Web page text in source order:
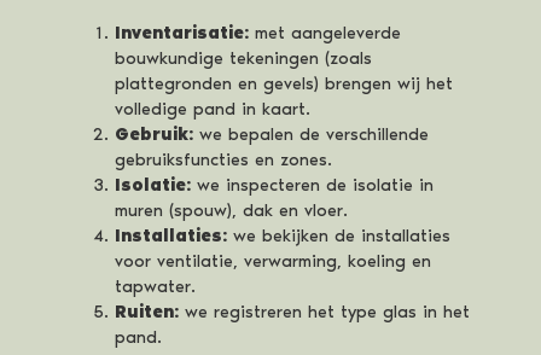
Inventarisatie:met aangeleverde
bouwkundige tekeningen (zoals
plattegronden en gevels) brengen wij het
volledige pand in kaart.
Gebruik:we bepalen de verschillende
gebruiksfuncties en zones.
Isolatie:we inspecteren de isolatie in
muren (spouw), dak en vloer.
Installaties:we bekijken de installaties
voor ventilatie, verwarming, koeling en
tapwater.
Ruiten:we registreren het type glas in het
pand.